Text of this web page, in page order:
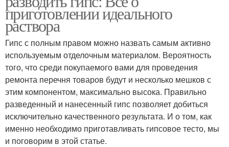
приготовлении идеального
раствора
Гипс с полным правом можно назвать самым активно
используемым отделочным материалом. Вероятность
того, что среди покупаемого вами для проведения
ремонта перечня товаров будут и несколько мешков с
этим компонентом, максимально высока. Правильно
разведенный и нанесенный гипс позволяет добиться
исключительно качественного результата. И о том, как
именно необходимо приготавливать гипсовое тесто, мы
и поговорим в этой статье.